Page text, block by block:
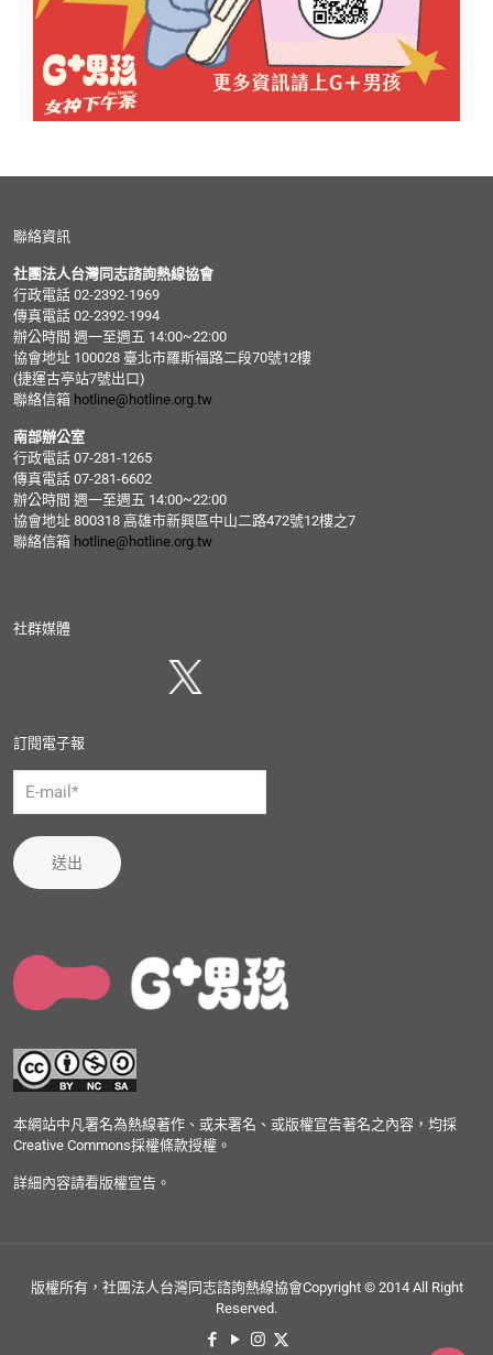
聯絡資訊
社團法人台灣同志諮詢熱線協會
行政電話 02-2392-1969
傳真電話 02-2392-1994
辦公時間 週一至週五 14:00~22:00
協會地址 100028 臺北市羅斯福路二段70號12樓
(捷運古亭站7號出口)
聯絡信箱 hotline@hotline.org.tw
南部辦公室
行政電話 07-281-1265
傳真電話 07-281-6602
辦公時間 週一至週五 14:00~22:00
協會地址 800318 高雄市新興區中山二路472號12樓之7
聯絡信箱 hotline@hotline.org.tw
社群媒體
訂閱電子報
送出
本網站中凡署名為熱線著作、或未署名、或版權宣告著名之內容，均採
Creative Commons採權條款授權。
詳細內容請看版權宣告。
版權所有，社團法人台灣同志諮詢熱線協會Copyright © 2014 All Right
Reserved.